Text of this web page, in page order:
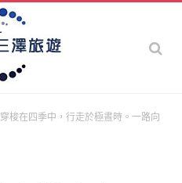
穿梭在四季中，行走於極晝時。一路向